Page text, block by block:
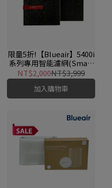
限量5折!【Blueair】5400i
系列專用智能濾網(Smart
Filter)
NT$2,000NT$3,999
加入購物車